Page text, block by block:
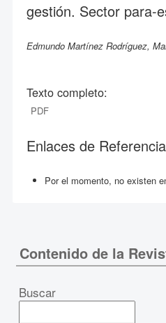
gestión. Sector para-
Edmundo Martínez Rodríguez,
Texto completo:
PDF
Enlaces de Referencia
Por el momento, no existen
Contenido de la
Buscar